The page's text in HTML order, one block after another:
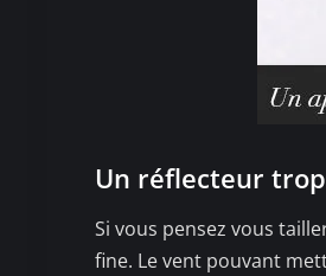
Un réflecteur trop
Si vous pensez vous
fine. Le vent pouvant